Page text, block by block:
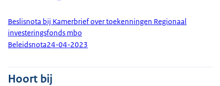
Beslisnota bij Kamerbrief over toekenningen Regionaal
investeringsfonds mbo
Beleidsnota24-04-2023
Hoort bij